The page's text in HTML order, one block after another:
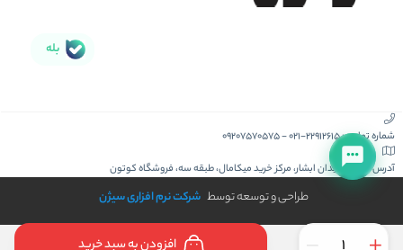
افزودن به سبد خرید
بله
شماره تماس :021-22912615
-
09207570575
آدرس :کیش، میدان ابشار، مرکز خرید میکامال، طبقه سه، فروشگاه کوتون
طراحی و توسعه توسط شرکت نرم افزاری سیژن